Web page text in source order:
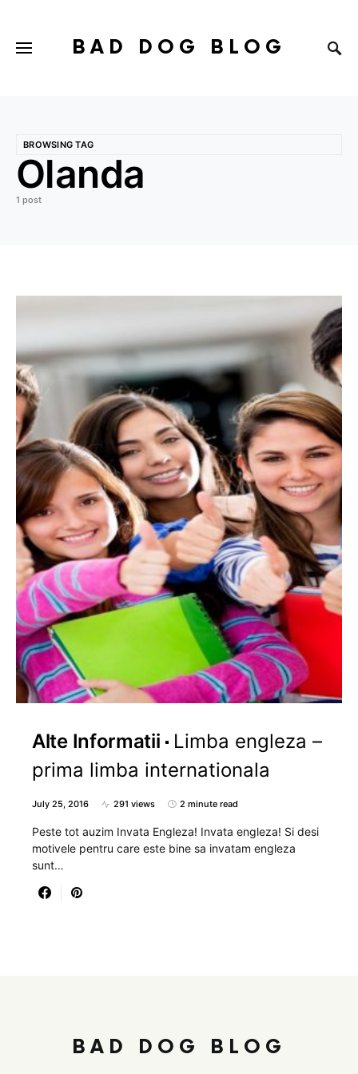
BAD DOG BLOG
BROWSING TAG
Olanda
1 post
Alte Informatii
Limba engleza –
prima limba internationala
July 25, 2016 291 views 2 minute read
Peste tot auzim Invata Engleza! Invata engleza! Si desi
motivele pentru care este bine sa invatam engleza
sunt…
BAD DOG BLOG